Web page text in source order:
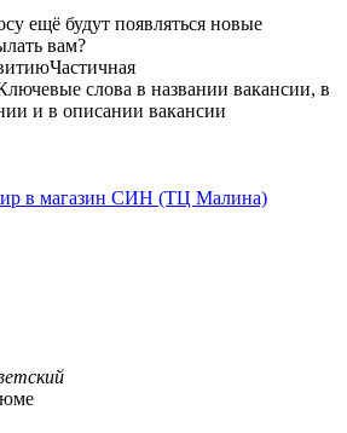
ещё будут появляться новые
вам?
Частичная
слова в названии вакансии, в
и в описании вакансии
в магазин СИН (ТЦ Малина)